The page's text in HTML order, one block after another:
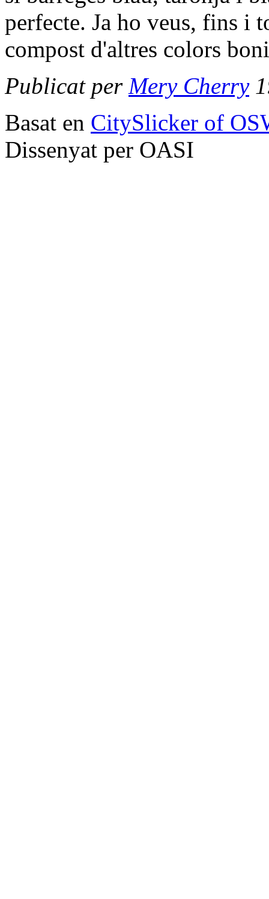
perfecte. Ja ho veus, fins i
compost d'altres colors
Publicat per Mery Cherry
Basat en CitySlicker of
Dissenyat per OASI